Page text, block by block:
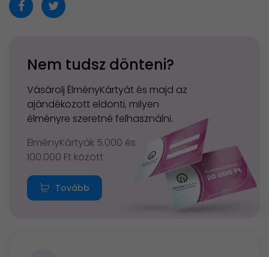
Nem tudsz dönteni?
Vásárolj ÉlményKártyát és majd az
ajándékozott eldönti, milyen
élményre szeretné felhasználni.
ÉlményKártyák 5.000 és
100.000 Ft között
Tovább